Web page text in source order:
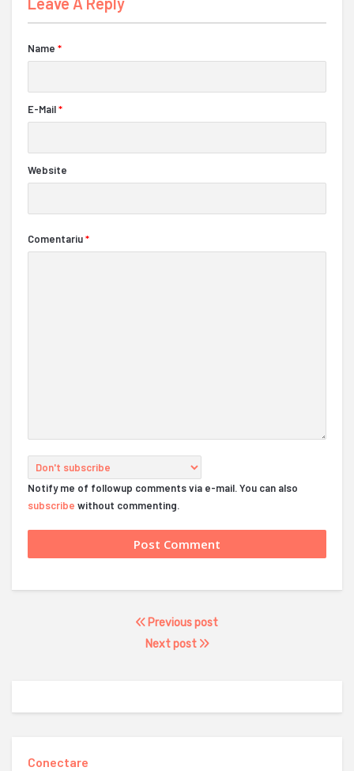
Name *
E-Mail*
Website
Comentariu*
Notify me of followup comments via e-mail. You can also
subscribe without commenting.
Previous post
Next post
Conectare